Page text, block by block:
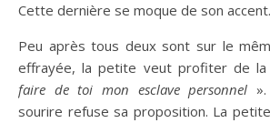
Cette dernière se moque de son accent.
Peu après tous deux sont sur le
effrayée, la petite veut profiter de la
faire de toi mon esclave personnel
sourire refuse sa proposition. La